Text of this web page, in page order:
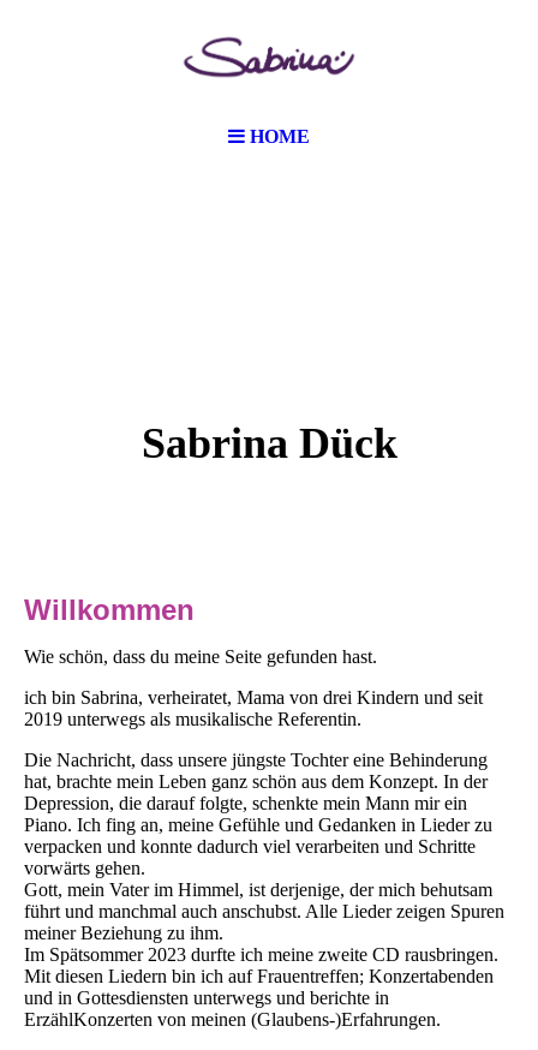
HOME
Sabrina Dück
Willkommen
Wie schön, dass du meine Seite gefunden hast.
ich bin Sabrina, verheiratet, Mama von drei Kindern und seit
2019 unterwegs als musikalische Referentin.
Die Nachricht, dass unsere jüngste Tochter eine Behinderung
hat, brachte mein Leben ganz schön aus dem Konzept. In der
Depression, die darauf folgte, schenkte mein Mann mir ein
Piano. Ich fing an, meine Gefühle und Gedanken in Lieder zu
verpacken und konnte dadurch viel verarbeiten und Schritte
vorwärts gehen.
Gott, mein Vater im Himmel, ist derjenige, der mich behutsam
führt und manchmal auch anschubst. Alle Lieder zeigen Spuren
meiner Beziehung zu ihm.
Im Spätsommer 2023 durfte ich meine zweite CD rausbringen.
Mit diesen Liedern bin ich auf Frauentreffen; Konzertabenden
und in Gottesdiensten unterwegs und berichte in
ErzählKonzerten von meinen (Glaubens-)Erfahrungen.